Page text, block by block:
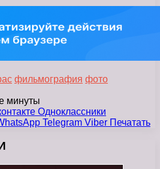
фильмография фото
минуты
Одноклассники
Telegram Viber Печатать